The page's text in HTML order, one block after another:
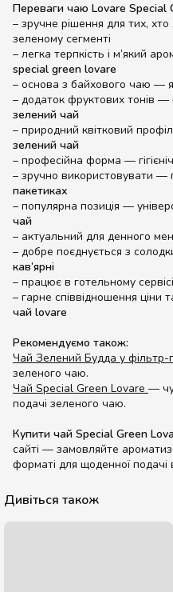
Переваги чаю Lovare Special
– зручне рішення для тих, хто
зеленому сегменті
– легка терпкість і м’який
special green lovare
– основа з байхового чаю —
– додаток фруктових тонів —
зелений чай
– природний квітковий
зелений чай
– професійна форма —
– зручно використовувати —
пакетиках
– популярна позиція —
чай
– актуальний для денного
– добре поєднується з
кав’ярні
– працює в готельному
– гарне співвідношення ціни
чай lovare
Рекомендуємо також:
Чай Зелений Будда у фільтр-
зеленого чаю.
Чай Special Green Lovare —
подачі зеленого чаю.
Купити чай Special Green
сайті — замовляйте
форматі для щоденної подачі
Дивіться також